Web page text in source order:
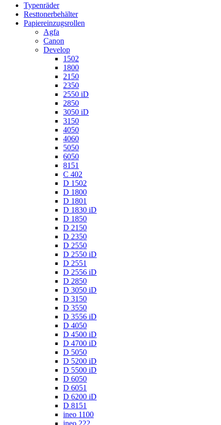
Typenräder
Resttonerbehälter
Papiereinzugsrollen
Agfa
Canon
Develop
1502
1800
2150
2350
2550 iD
2850
3050 iD
3150
4050
4060
5050
6050
8151
C 402
D 1502
D 1800
D 1801
D 1830 iD
D 1850
D 2150
D 2350
D 2550
D 2550 iD
D 2551
D 2556 iD
D 2850
D 3050 iD
D 3150
D 3550
D 3556 iD
D 4050
D 4500 iD
D 4700 iD
D 5050
D 5200 iD
D 5500 iD
D 6050
D 6051
D 6200 iD
D 8151
ineo 1100
ineo 222